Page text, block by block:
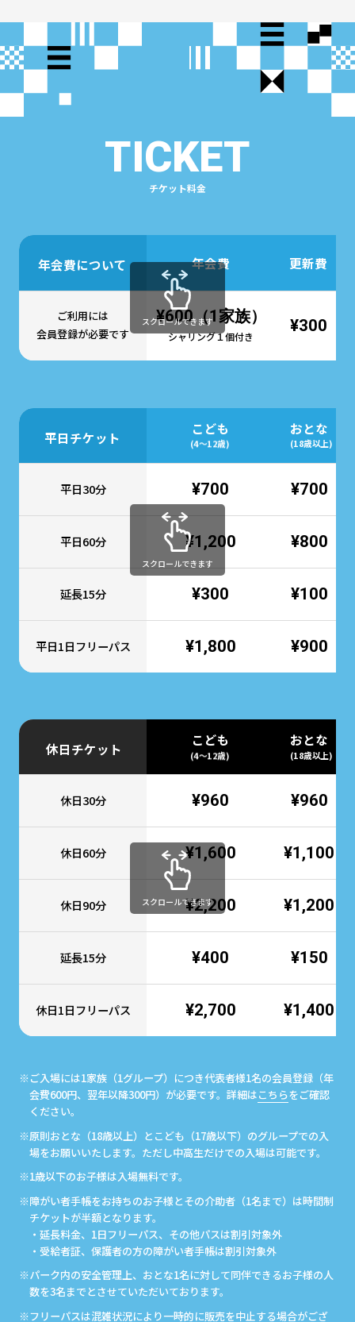
TICKET
チケット料金
年会費について 年会費 更新費
ご利用には
会員登録が必要です
¥600（1家族）
シャリング１個付き
¥300
スクロールできます
平日チケット
こども
(4～12歳)
おとな
(18歳以上)
平日30分 ¥700 ¥700
平日60分 ¥1,200 ¥800
延長15分 ¥300 ¥100
平日1日フリーパス ¥1,800 ¥900
スクロールできます
休日チケット
こども
(4～12歳)
おとな
(18歳以上)
休日30分 ¥960 ¥960
休日60分 ¥1,600 ¥1,100
休日90分 ¥2,200 ¥1,200
延長15分 ¥400 ¥150
休日1日フリーパス ¥2,700 ¥1,400
スクロールできます
※ご入場には1家族（1グループ）につき代表者様1名の会員登録（年
会費600円、翌年以降300円）が必要です。詳細はこちらをご確認
ください。
※原則おとな（18歳以上）とこども（17歳以下）のグループでの入
場をお願いいたします。ただし中高生だけでの入場は可能です。
※1歳以下のお子様は入場無料です。
※障がい者手帳をお持ちのお子様とその介助者（1名まで）は時間制
チケットが半額となります。
・延長料金、1日フリーパス、その他パスは割引対象外
・受給者証、保護者の方の障がい者手帳は割引対象外
※パーク内の安全管理上、おとな1名に対して同伴できるお子様の人
数を3名までとさせていただいております。
※フリーパスは混雑状況により一時的に販売を中止する場合がござ